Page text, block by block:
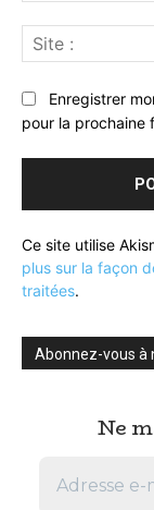
Enregistrer
pour la prochaine
Ce site utilise
plus sur la façon
traitées.
Abonnez-vous à
Ne